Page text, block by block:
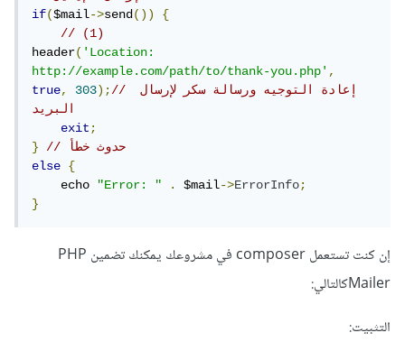
if($mail->send())
{
// (1)
header('Location:
http://example.com/path/to/thank-you.php',
true, 303);// إعادة التوجيه ورسالة سكر لإرسال
البريد
exit;
}
// حدوث خطأ
else
{
    echo
"Error: " . $mail->ErrorInfo;
}
إن كنت تستعمل composer في مشروعك يمكنك تضمين PHP
Mailerكالتالي:
التثبيت: